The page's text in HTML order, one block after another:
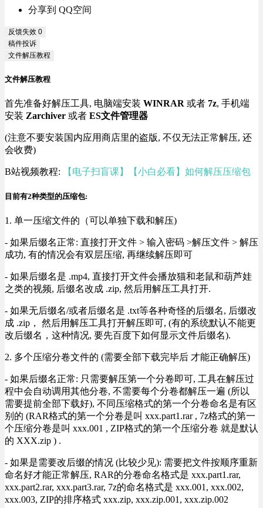
分享到 QQ空间
反馈失效 0
稿件投诉
文件解压教程
文件解压教程
首先准备好解压工具, 电脑端安装 WINRAR 或者 7z, 手机端
安装 Zarchiver 或者 ES文件管理器
(注意不要安装国内应用商店里的盗版, 不仅无法正常解压, 还
会收费)
B站视频教程: 【电子扫盲课】【小白必看】如何解压压缩包
目前有2种类型的压缩包:
1. 单一压缩文件的（可以单独下载和解压)
- 如果后缀名正常: 直接打开文件 > 输入密码 >解压文件 > 解压
成功, 有的情况会有双层压缩, 再继续解压即可
- 如果后缀名是 .mp4, 直接打开文件会播放猫和老鼠和葫芦娃
之类的视频, 后缀名改成 .zip, 然后用解压工具打开.
- 如果无后缀名/或者后缀名是 .txt等各种奇怪的后缀名, 后缀改
成 .zip， 然后用解压工具打开解压即可, (有的系统默认不能更
改后缀名，这种情况, 要先百度下如何显示文件后缀名).
2. 多个压缩分卷文件的 (需要全部下载完毕后 才能正确解压)
- 如果后缀名正常: 只需要解压第一个分卷即可, 工具在解压过
程中会自动调用其他分卷, 不需要每个分卷都解压一遍 (所以
需要提前全部下载好), 不同压缩格式的第一个分卷命名是有区
别的 (RAR格式的第一个分卷是叫 xxx.part1.rar , 7z格式的第一
个压缩分卷是叫 xxx.001 , ZIP格式的第一个压缩分卷 就是默认
的 XXX.zip ) .
- 如果是需要改后缀的情况 (比较少见): 需要把文件按顺序重新
命名好才能正常解压, RAR的分卷命名格式是 xxx.part1.rar,
xxx.part2.rar, xxx.part3.rar, 7z的命名格式是 xxx.001, xxx.002,
xxx.003, ZIP的排序格式 xxx.zip, xxx.zip.001, xxx.zip.002